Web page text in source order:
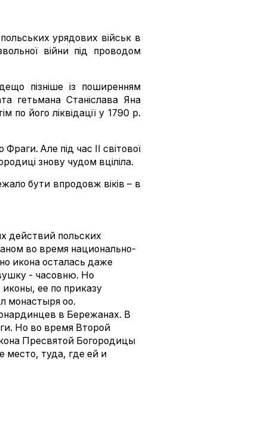
урядових військ в
війни під проводом
пізніше із поширенням
гетьмана Станіслава Яна
по його ліквідації у 1790 р.
Але під час ІІ світової
знову чудом вціліла.
бути впродовж віків – в
действий польских
во время национально-
икона осталась даже
- часовню. Но
ее по приказу
монастыря оо.
в Бережанах. В
Но во время Второй
Пресвятой Богородицы
место, туда, где ей и